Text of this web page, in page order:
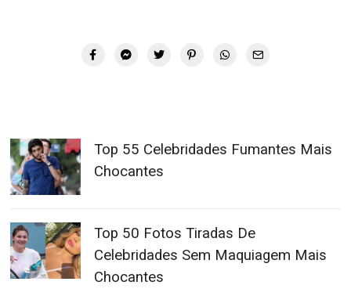
Top 55 Celebridades Fumantes Mais
Chocantes
Top 50 Fotos Tiradas De
Celebridades Sem Maquiagem Mais
Chocantes